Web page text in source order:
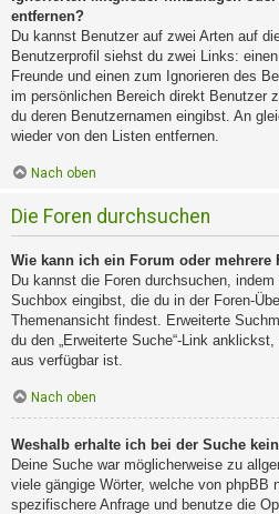
entfernen?
Du kannst Benutzer auf zwei Arten auf
Benutzerprofil siehst du zwei Links:
Freunde und einen zum Ignorieren des
im persönlichen Bereich direkt Benutzer
du deren Benutzernamen eingibst. An
wieder von den Listen entfernen.
Nach oben
Die Foren durchsuchen
Wie kann ich ein Forum oder mehrere
Du kannst die Foren durchsuchen,
Suchbox eingibst, die du in der Foren-
Themenansicht findest. Erweiterte
du den „Erweiterte Suche“-Link
aus verfügbar ist.
Nach oben
Weshalb erhalte ich bei der Suche
Deine Suche war möglicherweise zu
viele gängige Wörter, welche von phpBB
spezifischere Anfrage und benutze die